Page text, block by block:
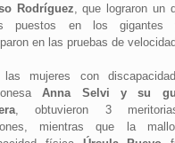
Rodríguez, que lograron un
puestos en los
en las pruebas de
las mujeres con
Anna Selvi y su
, obtuvieron 3
mientras que la